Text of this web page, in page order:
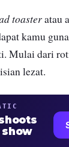
toasteratau
kamu
Mulai dari
lezat.
show